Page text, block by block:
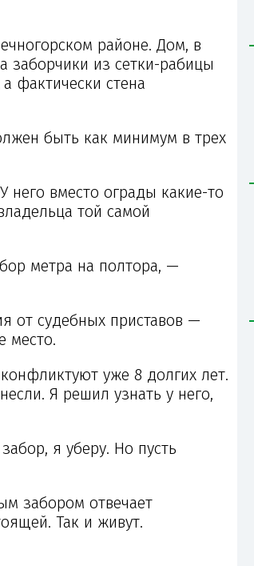
районе. Дом, в
заборчики из сетки-рабицы
фактически стена
быть как минимум в трех
него вместо ограды какие-то
той самой
метра на полтора, —
от судебных приставов —
место.
уже 8 долгих лет.
Я решил узнать у него,
я уберу. Но пусть
забором отвечает
Так и живут.